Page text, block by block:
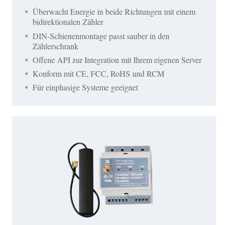
Überwacht Energie in beide Richtungen mit einem
bidirektionalen Zähler
DIN-Schienenmontage passt sauber in den
Zählerschrank
Offene API zur Integration mit Ihrem eigenen Server
Konform mit CE, FCC, RoHS und RCM
Für einphasige Systeme geeignet